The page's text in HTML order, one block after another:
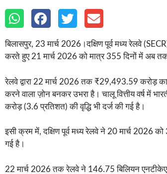
बिलासपुर, 23 मार्च 2026।दक्षिण पूर्व मध्य रेलवे
करते हुए 21 मार्च 2026 को मात्र 355 दिनों में अब तक
रेलवे द्वारा 22 मार्च 2026 तक ₹29,493.59 करोड़ का
करने वाला ज़ोन बनकर उभरा है। चालू वित्तीय वर्ष में
करोड़ (3.6 प्रतिशत) की वृद्धि भी दर्ज की गई है।
इसी क्रम में, दक्षिण पूर्व मध्य रेलवे ने 20 मार्च 2026
गई है।
22 मार्च 2026 तक रेलवे ने 146.75 बिलियन एनटीकेएम